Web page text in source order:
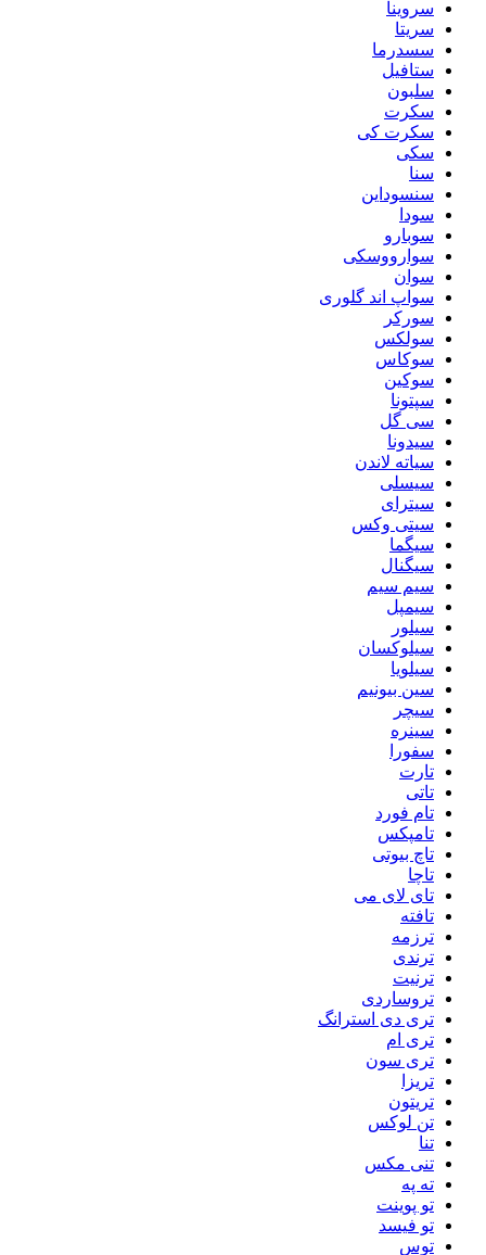
سروینا
سریتا
سسدرما
ستافیل
سلبون
سکرت
سکرت کی
سکی
سنا
سنسوداین
سودا
سوبارو
سوارووسکی
سوان
سواپ اند گلوری
سورکر
سولکس
سوکاس
سوکین
سپتونا
سی گل
سیدونا
سیاته لاندن
سیسلی
سیترای
سیتی وکس
سیگما
سیگنال
سیم سیم
سیمپل
سیلور
سیلوکسان
سیلویا
سین بیونیم
سیچر
سینره
سفورا
تارت
تاتی
تام فورد
تامپکس
تاچ بیوتی
تاچا
تای لای می
تافته
ترزمه
ترندی
ترنیت
تروساردی
تری دی استرانگ
تری ام
تری سون
تریزا
تریتون
تن لوکس
تنا
تنی مکس
ته په
تو پوینت
تو فیسد
توس